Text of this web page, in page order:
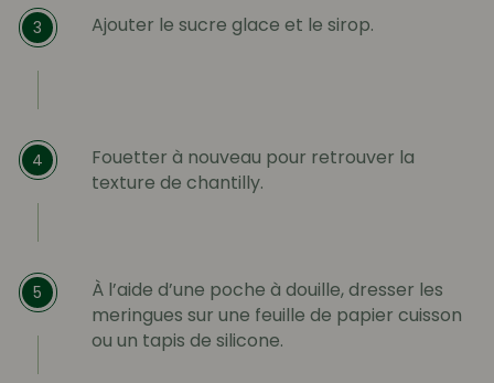
3 Ajouter le sucre glace et le sirop.
4
Fouetter à nouveau pour retrouver la
texture de chantilly.
5
À l’aide d’une poche à douille, dresser les
meringues sur une feuille de papier cuisson
ou un tapis de silicone.